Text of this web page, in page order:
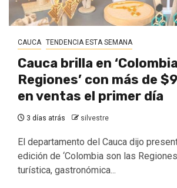
CAUCA TENDENCIA ESTA SEMANA
Cauca brilla en
Regiones’ con más de
en ventas el primer día
3 días atrás silvestre
El departamento del Cauca dijo
edición de ‘Colombia son las
turística, gastronómica...